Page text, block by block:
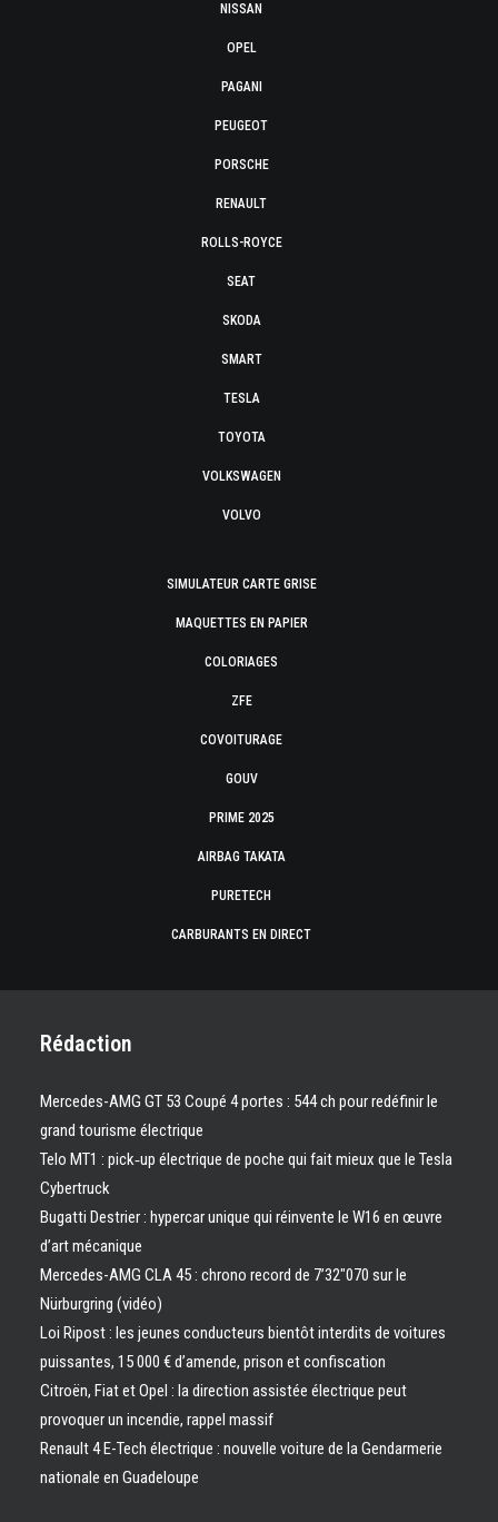
NISSAN
OPEL
PAGANI
PEUGEOT
PORSCHE
RENAULT
ROLLS-ROYCE
SEAT
SKODA
SMART
TESLA
TOYOTA
VOLKSWAGEN
VOLVO
SIMULATEUR CARTE GRISE
MAQUETTES EN PAPIER
COLORIAGES
ZFE
COVOITURAGE
GOUV
PRIME 2025
AIRBAG TAKATA
PURETECH
CARBURANTS EN DIRECT
Rédaction
Mercedes-AMG GT 53 Coupé 4 portes : 544 ch pour redéfinir le
grand tourisme électrique
Telo MT1 : pick‑up électrique de poche qui fait mieux que le Tesla
Cybertruck
Bugatti Destrier : hypercar unique qui réinvente le W16 en œuvre
d’art mécanique
Mercedes-AMG CLA 45 : chrono record de 7’32″070 sur le
Nürburgring (vidéo)
Loi Ripost : les jeunes conducteurs bientôt interdits de voitures
puissantes, 15 000 € d’amende, prison et confiscation
Citroën, Fiat et Opel : la direction assistée électrique peut
provoquer un incendie, rappel massif
Renault 4 E-Tech électrique : nouvelle voiture de la Gendarmerie
nationale en Guadeloupe